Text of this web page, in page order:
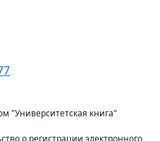
"Университетская книга"